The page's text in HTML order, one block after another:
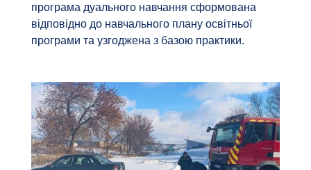
програма дуального навчання сформована
відповідно до навчального плану освітньої
програми та узгоджена з базою практики.